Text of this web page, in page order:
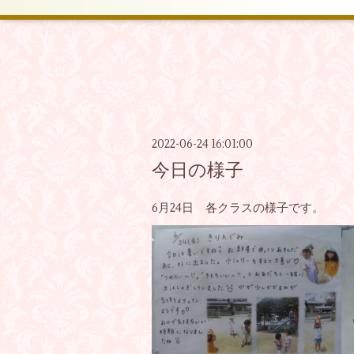
2022-06-24 16:01:00
今日の様子
6月24日 各クラスの様子です。